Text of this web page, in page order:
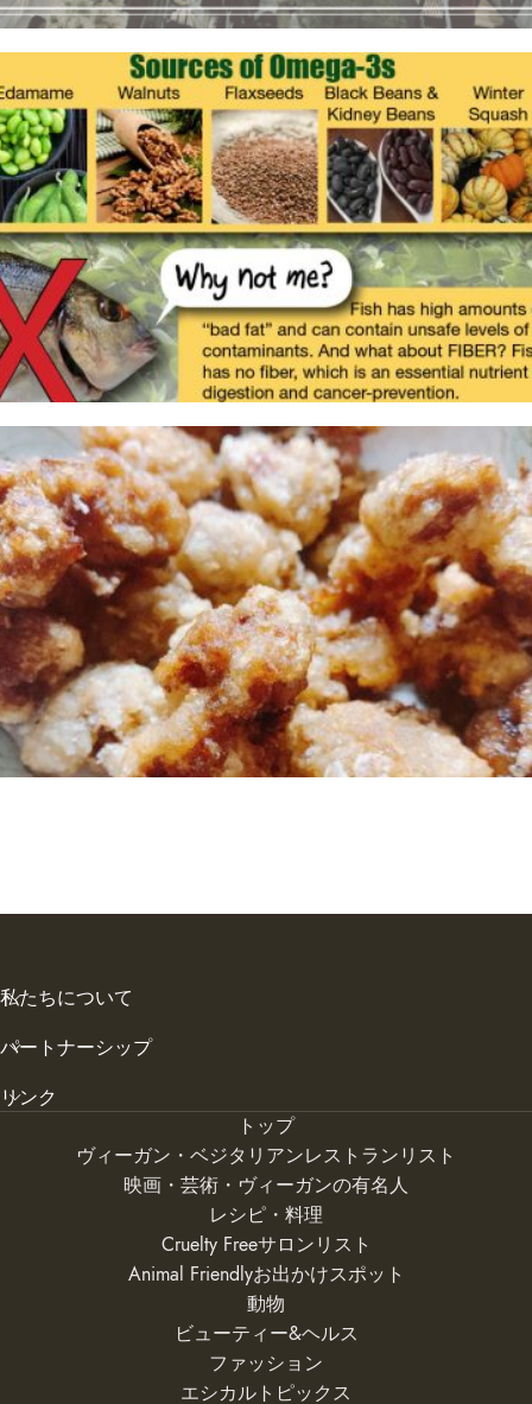
私たちについて
パートナーシップ
リンク
トップ
ヴィーガン・ベジタリアンレストランリスト
映画・芸術・ヴィーガンの有名人
レシピ・料理
Cruelty Freeサロンリスト
Animal Friendlyお出かけスポット
動物
ビューティー&ヘルス
ファッション
エシカルトピックス